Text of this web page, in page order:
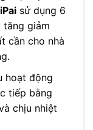
sử dụng 6
tăng giảm
cần cho nhà
hoạt động
tiếp bằng
chịu nhiệt